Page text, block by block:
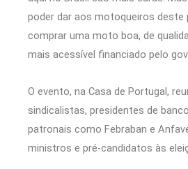
poder dar aos motoqueiros deste
comprar uma moto boa, de
mais acessível financiado pelo
O evento, na Casa de Portugal,
sindicalistas, presidentes de
patronais como Febraban e
ministros e pré-candidatos às